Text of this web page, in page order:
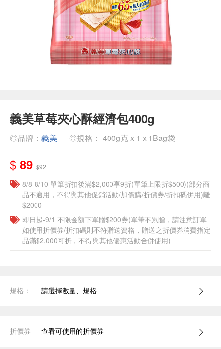
義美草莓夾心酥經濟包400g
◎品牌： 義美 ◎規格： 400g克 x 1 x 1Bag袋
$ 89 $92
8/8-8/10 單筆折扣後滿$2,000享9折(單筆上限折$500)(部分商
品不適用，不得與其他促銷活動/加價購/折價券/折扣碼併用)離
$2000
即日起-9/1 不限金額下單贈$200券(單筆不累贈，請注意訂單
如使用折價券/折扣碼則不符贈送資格，贈送之折價券消費指定
品滿$2,000可折，不得與其他優惠活動合併使用)
規格： 請選擇數量、規格
折價券 查看可使用的折價券